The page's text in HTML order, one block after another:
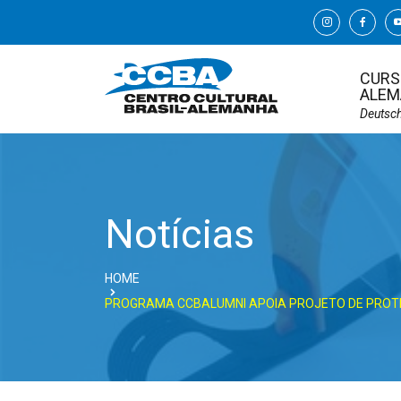
Notícias
HOME
PROGRAMA CCBALUMNI APOIA PROJETO DE